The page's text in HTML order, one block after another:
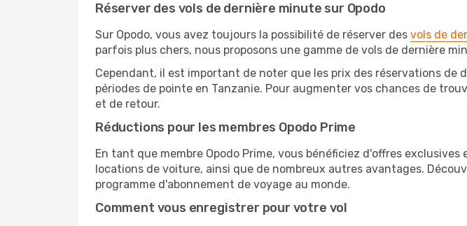
Réserver des vols de dernière minute sur Opodo
Sur Opodo, vous avez toujours la possibilité de réserver des vols de
parfois plus chers, nous proposons une gamme de vols de dernière
Cependant, il est important de noter que les prix des réservations
périodes de pointe en Tanzanie. Pour augmenter vos chances de
et de retour.
Réductions pour les membres Opodo Prime
En tant que membre Opodo Prime, vous bénéficiez d'offres
locations de voiture, ainsi que de nombreux autres avantages.
programme d'abonnement de voyage au monde.
Comment vous enregistrer pour votre vol